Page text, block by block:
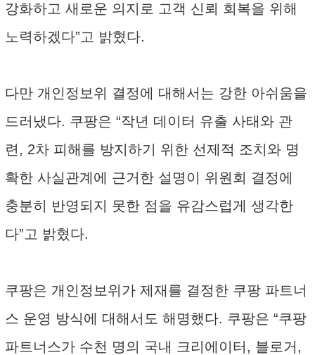
강화하고 새로운 의지로 고객 신뢰 회복을 위해
노력하겠다”고 밝혔다.
다만 개인정보위 결정에 대해서는 강한 아쉬움을
드러냈다. 쿠팡은 “작년 데이터 유출 사태와 관
련, 2차 피해를 방지하기 위한 선제적 조치와 명
확한 사실관계에 근거한 설명이 위원회 결정에
충분히 반영되지 못한 점을 유감스럽게 생각한
다”고 밝혔다.
쿠팡은 개인정보위가 제재를 결정한 쿠팡 파트너
스 운영 방식에 대해서도 해명했다. 쿠팡은 “쿠팡
파트너스가 수천 명의 국내 크리에이터, 블로거,